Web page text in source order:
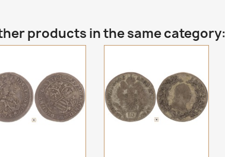
products in the same category: